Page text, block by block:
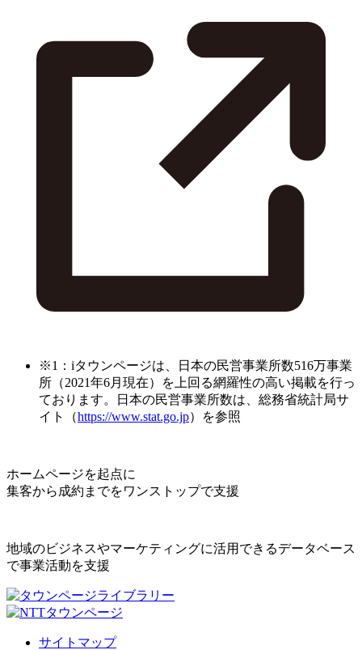
※1：iタウンページは、日本の民営事業所数516万事業
所（2021年6月現在）を上回る網羅性の高い掲載を行っ
ております。日本の民営事業所数は、総務省統計局サ
イト（https://www.stat.go.jp）を参照
ホームページを起点に
集客から成約までをワンストップで支援
地域のビジネスやマーケティングに活用できるデータベース
で事業活動を支援
サイトマップ